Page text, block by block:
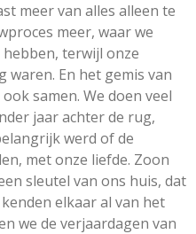
meer van alles alleen te
meer, waar we
terwijl onze
waren. En het gemis van
samen. We doen veel
jaar achter de rug,
werd of de
met onze liefde. Zoon
sleutel van ons huis, dat
elkaar al van het
we de verjaardagen van